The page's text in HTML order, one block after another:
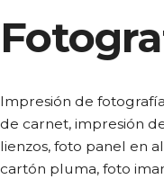
Impresión de
de carnet, impresión
lienzos, foto panel en
cartón pluma, foto